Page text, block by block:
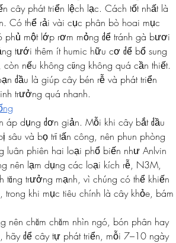
cây phát triển lệch lạc. Cách tốt nhất là
Có thể rải vài cục phân bò hoai mục
phủ một lớp rơm mỏng để tránh gà bươi
tưới thêm ít humic hữu cơ để bổ sung
nếu không cũng không quá cần thiết.
đầu là giúp cây bén rễ và phát triển
trưởng quá nhanh.
áp dụng đơn giản. Mỗi khi cây bắt đầu
sâu và bọ trĩ tấn công, nên phun phòng
luân phiên hai loại phổ biến như Anlvin
nên lạm dụng các loại kích rễ, N3M,
tăng trưởng mạnh, vì chúng có thể khiến
khi mục tiêu chính là cây khỏe, bám
nên chăm chăm nhìn ngó, bón phân hay
hãy để cây tự phát triển, mỗi 7–10 ngày